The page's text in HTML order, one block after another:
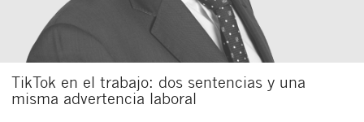
TikTok en el trabajo: dos sentencias y una
misma advertencia laboral